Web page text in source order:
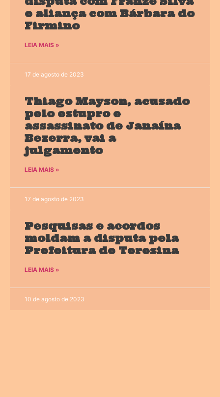
e aliança com Bárbara do
Firmino
LEIA MAIS »
17 de agosto de 2023
Thiago Mayson, acusado
pelo estupro e
assassinato de Janaína
Bezerra, vai a
julgamento
LEIA MAIS »
17 de agosto de 2023
Pesquisas e acordos
moldam a disputa pela
Prefeitura de Teresina
LEIA MAIS »
10 de agosto de 2023